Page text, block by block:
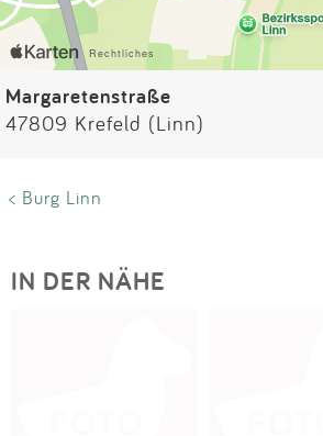
Margaretenstraße
47809 Krefeld (Linn)
< Burg Linn
IN DER NÄHE